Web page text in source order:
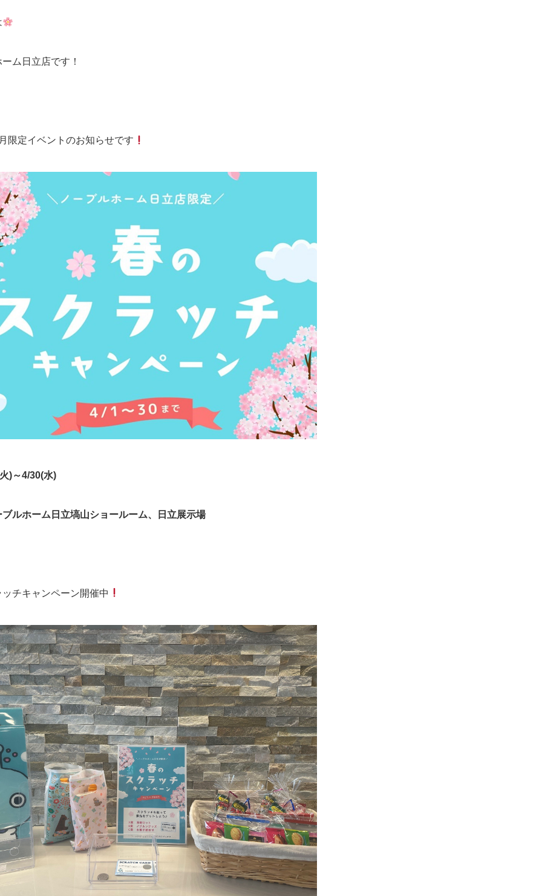
ム日立店です！
限定イベントのお知らせです
)～4/30(水)
ルホーム日立塙山ショールーム、日立展示場
チキャンペーン開催中